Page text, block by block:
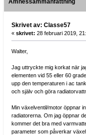
Skrivet av: Classe57
« skrivet: 28 februari 2019,
Walter,
Jag uttryckte mig korkat när
elementen vid 55 eller 60
upp den temperaturen i ac
och själv och göra
Min växelventil/motor öppnar
radiatorerna. Om jag öppnar
kommer det bra med
parameter som påverkar